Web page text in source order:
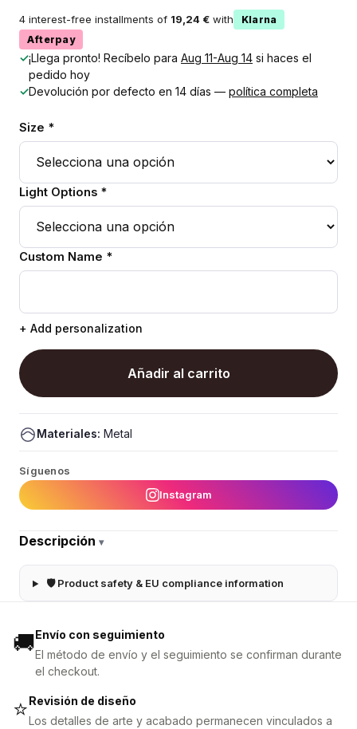
4 interest-free installments of 19,24 € with
Klarna
Afterpay
✓¡Llega pronto! Recíbelo para Aug 11-Aug 14 si haces el
pedido hoy
✓Devolución por defecto en 14 días — política completa
Size *
Light Options *
Custom Name *
+ Add personalization
Añadir al carrito
Materiales: Metal
Síguenos
Instagram
Descripción ▾
🛡 Product safety & EU compliance information
🚚Envío con seguimiento
El método de envío y el seguimiento se confirman durante
el checkout.
⭐Revisión de diseño
Los detalles de arte y acabado permanecen vinculados a